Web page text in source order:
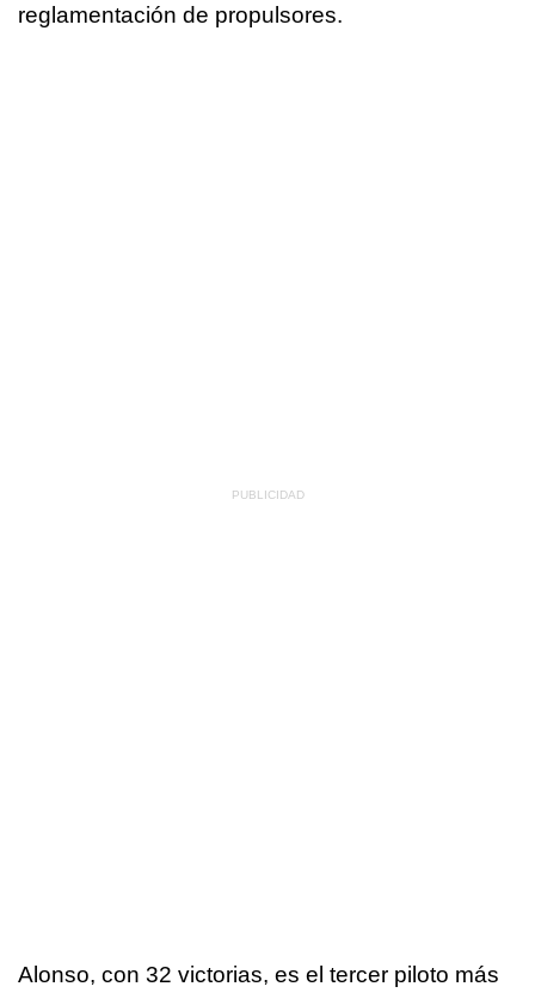
reglamentación de propulsores.
Alonso, con 32 victorias, es el tercer piloto más